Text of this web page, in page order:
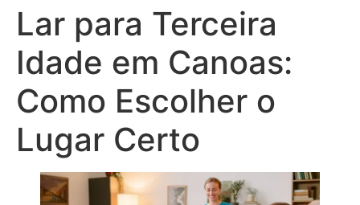
Lar para Terceira
Idade em Canoas:
Como Escolher o
Lugar Certo